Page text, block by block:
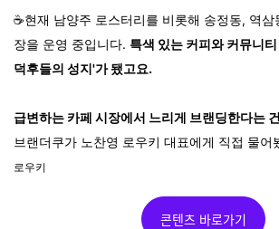
☕현재 남양주 로스터리를 비롯해 송정동, 역삼
장을 운영 중입니다. 특색 있는 커피와 커뮤니
덕후들의 성지'가 됐고요.
급변하는 카페 시장에서 느리게 브랜딩한다는
브랜더쿠가 노찬영 로우키 대표에게 직접 물어
로우키
콘텐츠 바로가기